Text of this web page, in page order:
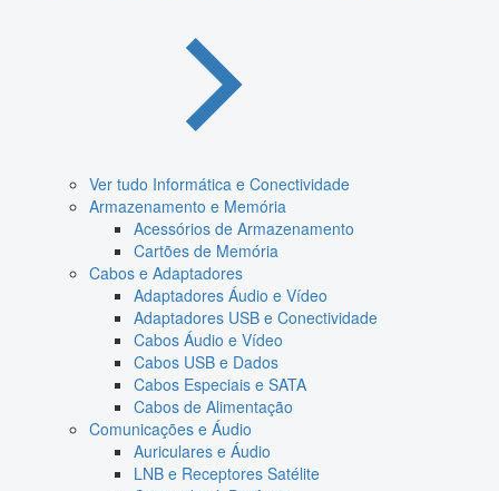
Ver tudo Informática e Conectividade
Armazenamento e Memória
Acessórios de Armazenamento
Cartões de Memória
Cabos e Adaptadores
Adaptadores Áudio e Vídeo
Adaptadores USB e Conectividade
Cabos Áudio e Vídeo
Cabos USB e Dados
Cabos Especiais e SATA
Cabos de Alimentação
Comunicações e Áudio
Auriculares e Áudio
LNB e Receptores Satélite